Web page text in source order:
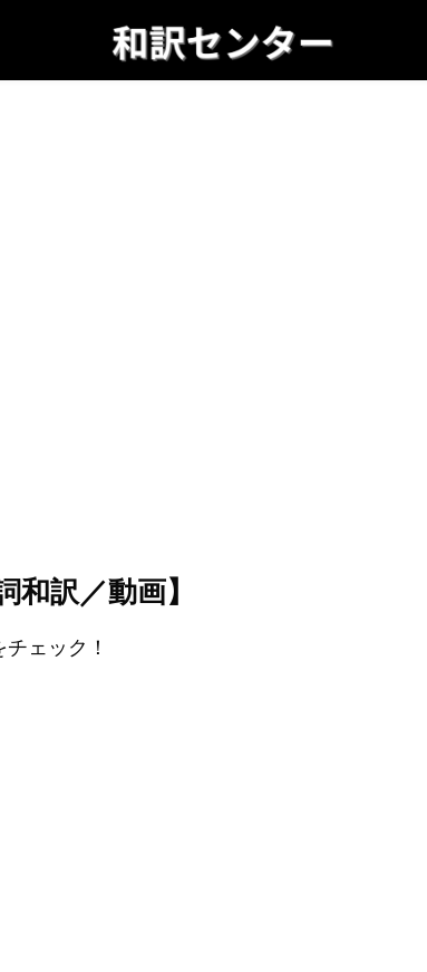
訳／動画】
ェック！